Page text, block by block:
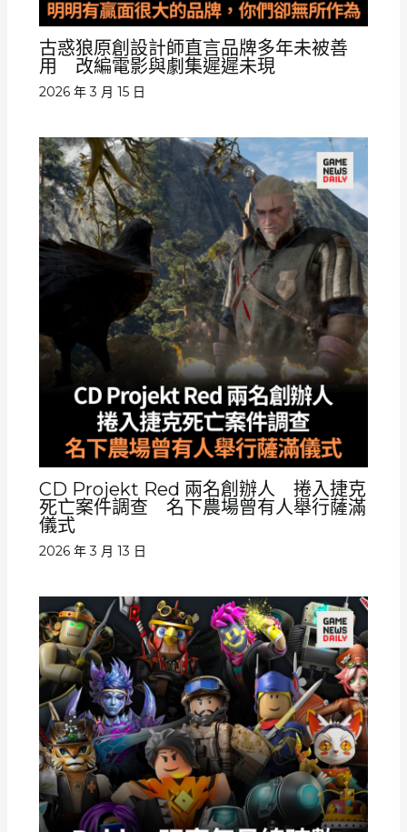
古惑狼原創設計師直言品牌多年未被善
用 改編電影與劇集遲遲未現
2026 年 3 月 15 日
CD Projekt Red 兩名創辦人 捲入捷克
死亡案件調查 名下農場曾有人舉行薩滿
儀式
2026 年 3 月 13 日